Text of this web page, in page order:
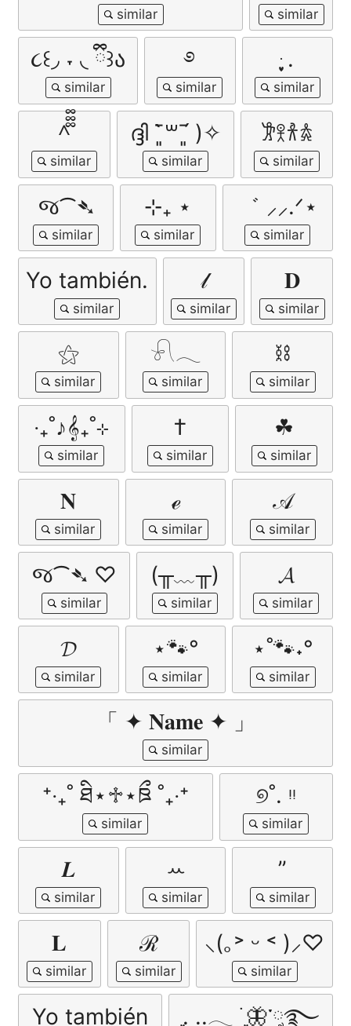
૮꒰◞ ˕ ◟ ྀི꒱ა ࿔ ּ ֶָ֢.
^᪲᪲᪲ ദ്ദി ˉ͈̀꒳ˉ͈́ )✧ 𐦂𖨆𐀪𖠋
જ⁀➴ ⊹₊ ⋆ ゛ ⸝⸝.ᐟ⋆
Yo también. 𝓁 𝐃
⚝ 𓍯𓂃 ⛓
‧₊˚♪𝄞₊˚⊹ † ☘︎
𝐍 ℯ 𝒜
જ⁀➴ ♡ (╥﹏╥) 𝓐
𝓓 ⋆🐾° ⋆˚🐾˖°
「 ✦ 𝐍𝐚𝐦𝐞 ✦ 」
⁺‧₊˚ ཐི⋆♱⋆ཋྀ ˚₊‧⁺ ୭˚. ᵎᵎ
𝑳 ꕀ ”
𝐋 ℛ ⸜(｡˃ ᵕ ˂ )⸝♡
Yo también ִֶָ. ..𓂃 ࣪ ִֶָ🦋་༘࿐